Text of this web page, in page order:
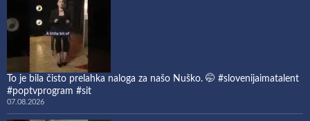
To je bila čisto prelahka naloga za našo Nuško. 🤭 #slovenijaimatalent
#poptvprogram #sit
07.08.2026